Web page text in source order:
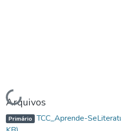
Carregando...
Arquivos
Primário TCC_Aprende-